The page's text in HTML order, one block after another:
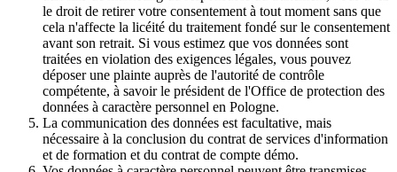
le droit de retirer votre consentement à tout moment sans que
cela n'affecte la licéité du traitement fondé sur le consentement
avant son retrait. Si vous estimez que vos données sont
traitées en violation des exigences légales, vous pouvez
déposer une plainte auprès de l'autorité de contrôle
compétente, à savoir le président de l'Office de protection des
données à caractère personnel en Pologne.
La communication des données est facultative, mais
nécessaire à la conclusion du contrat de services d'information
et de formation et du contrat de compte démo.